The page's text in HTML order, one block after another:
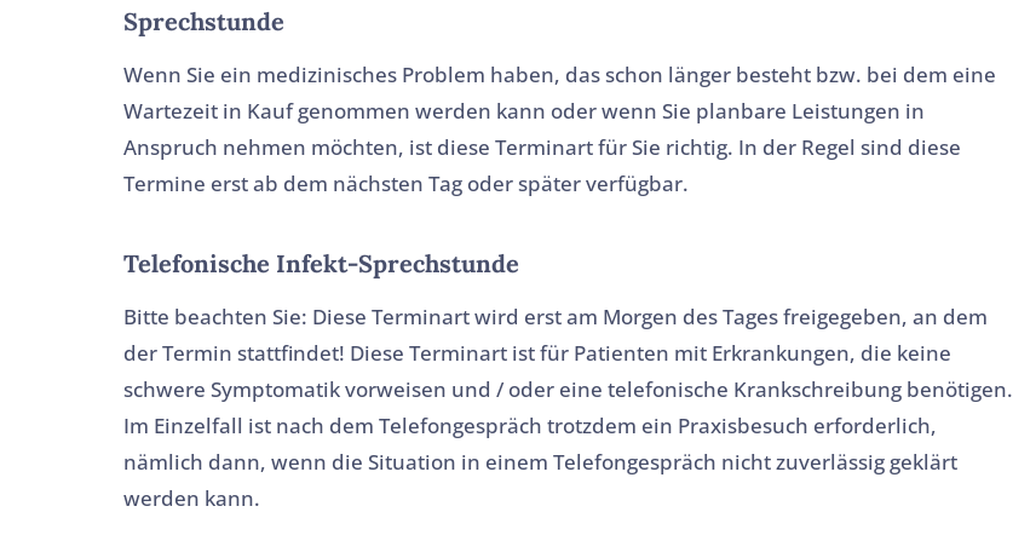
Sprechstunde
Wenn Sie ein medizinisches Problem haben, das schon länger besteht bzw. bei dem eine
Wartezeit in Kauf genommen werden kann oder wenn Sie planbare Leistungen in
Anspruch nehmen möchten, ist diese Terminart für Sie richtig. In der Regel sind diese
Termine erst ab dem nächsten Tag oder später verfügbar.
Telefonische Infekt-Sprechstunde
Bitte beachten Sie: Diese Terminart wird erst am Morgen des Tages freigegeben, an dem
der Termin stattfindet! Diese Terminart ist für Patienten mit Erkrankungen, die keine
schwere Symptomatik vorweisen und / oder eine telefonische Krankschreibung benötigen.
Im Einzelfall ist nach dem Telefongespräch trotzdem ein Praxisbesuch erforderlich,
nämlich dann, wenn die Situation in einem Telefongespräch nicht zuverlässig geklärt
werden kann.